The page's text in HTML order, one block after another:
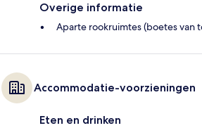
Overige informatie
Aparte rookruimtes (boetes van
Accommodatie-voorzieningen
Eten en drinken